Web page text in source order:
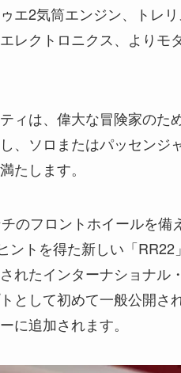
エ2気筒エンジン、トレ
レクトロニクス、よりモ
ィは、偉大な冒険家の
、ソロまたはパッセンジ
たします。
のフロントホイールを備
ントを得た新しい「
れたインターナショナル
として初めて一般公開さ
に追加されます。